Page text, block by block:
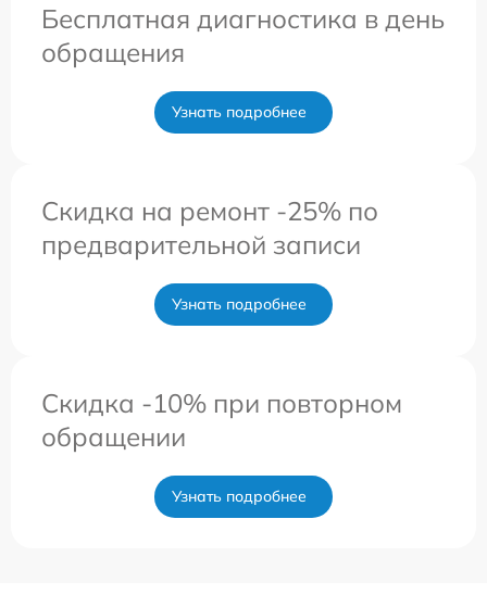
Бесплатная диагностика в день
обращения
Узнать подробнее
Скидка на ремонт -25% по
предварительной записи
Узнать подробнее
Скидка -10% при повторном
обращении
Узнать подробнее